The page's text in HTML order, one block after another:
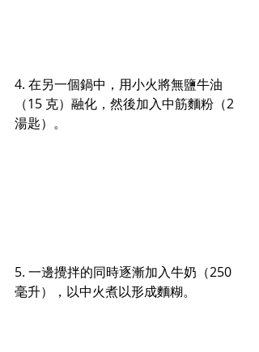
4. 在另一個鍋中，用小火將無鹽牛油
（15 克）融化，然後加入中筋麵粉（2
湯匙）。
5. 一邊攪拌的同時逐漸加入牛奶（250
毫升），以中火煮以形成麵糊。